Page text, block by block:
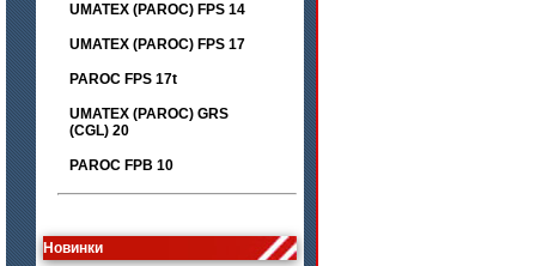
UMATEX (PAROC) FPS 14
UMATEX (PAROC) FPS 17
PAROC FPS 17t
UMATEX (PAROC) GRS
(CGL) 20
PAROC FPB 10
Новинки
цена по запросу
Лента МКРЛ